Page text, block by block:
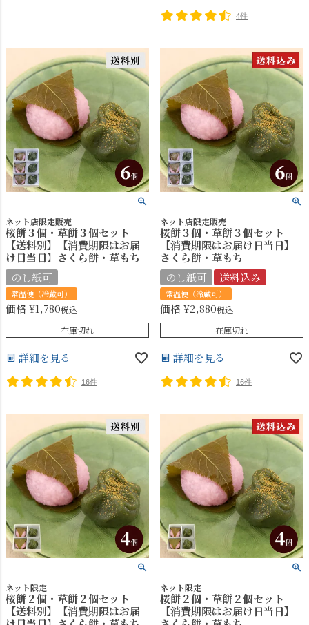
4件
ネット店限定販売
桜餅３個・草餅３個セット
【送料別】【消費期限はお届
け日当日】さくら餅・草もち
のし紙可
常温便（冷蔵可）
価格¥1,780税込
在庫切れ
詳細を見る
16件
ネット店限定販売
桜餅３個・草餅３個セット
【消費期限はお届け日当日】
さくら餅・草もち
のし紙可
送料込み
常温便（冷蔵可）
価格¥2,880税込
在庫切れ
詳細を見る
16件
ネット限定
桜餅２個・草餅２個セット
【送料別】【消費期限はお届
ネット限定
桜餅２個・草餅２個セット
【消費期限はお届け日当日】